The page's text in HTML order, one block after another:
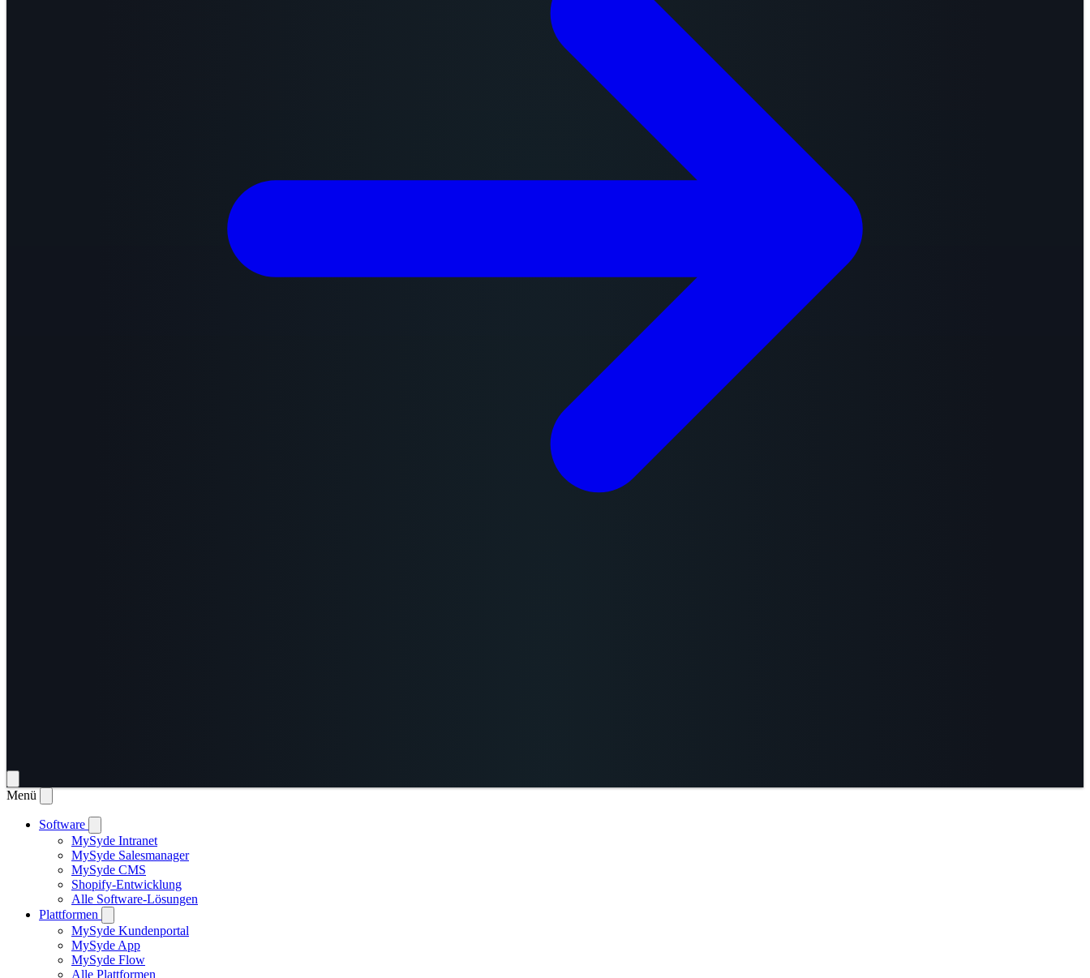
Menü
Software
MySyde Intranet
MySyde Salesmanager
MySyde CMS
Shopify-Entwicklung
Alle Software-Lösungen
Plattformen
MySyde Kundenportal
MySyde App
MySyde Flow
Alle Plattformen